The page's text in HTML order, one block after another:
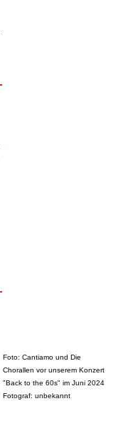
Foto: Cantiamo und Die
Chorallen vor unserem Konzert
"Back to the 60s" im Juni 2024
Fotograf: unbekannt